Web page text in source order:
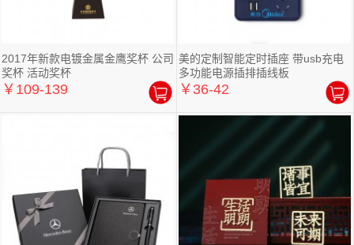
2017年新款电镀金属金鹰奖杯 公司
奖杯 活动奖杯
￥109-139
美的定制智能定时插座 带usb充电
多功能电源插排插线板
￥36-42